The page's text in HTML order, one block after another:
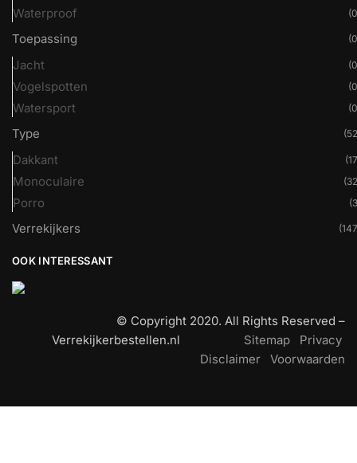
Waterproof
Toepassing
Jacht
Vogelspotten
Watersport
Type
Dakkant
Monoculaire
Porro
Verrekijkers
OOK INTERESSANT
© Copyright 2020. All Rights Reserved –
Verrekijkerbestellen.nl Sitemap
Privacy
Disclaimer
Voorwaarden